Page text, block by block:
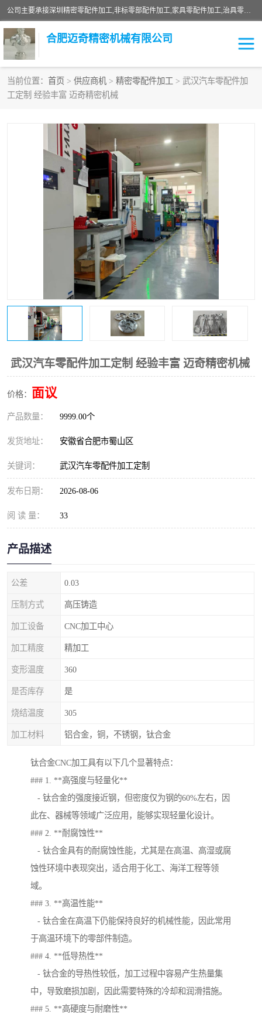
公司主要承接深圳精密零配件加工,非标零部配件加工,家具零配件加工,治具零配件加工,安徽精密零配件加工等各种各种精密机械加工，欢迎来来电咨询！
合肥迈奇精密机械有限公司
当前位置： 首页 > 供应商机 > 精密零配件加工 > 武汉汽车零配件加
工定制 经验丰富 迈奇精密机械
武汉汽车零配件加工定制 经验丰富 迈奇精密机械
价格： 面议
产品数量： 9999.00个
发货地址： 安徽省合肥市蜀山区
关键词： 武汉汽车零配件加工定制
发布日期： 2026-08-06
阅 读 量： 33
产品描述
公差 0.03
压制方式 高压铸造
加工设备 CNC加工中心
加工精度 精加工
变形温度 360
是否库存 是
烧结温度 305
加工材料 铝合金，铜，不锈钢，钛合金
钛合金CNC加工具有以下几个显著特点：
### 1. **高强度与轻量化**
- 钛合金的强度接近钢，但密度仅为钢的60%左右，因
此在、器械等领域广泛应用，能够实现轻量化设计。
### 2. **耐腐蚀性**
- 钛合金具有的耐腐蚀性能，尤其是在高温、高湿或腐
蚀性环境中表现突出，适合用于化工、海洋工程等领
域。
### 3. **高温性能**
- 钛合金在高温下仍能保持良好的机械性能，因此常用
于高温环境下的零部件制造。
### 4. **低导热性**
- 钛合金的导热性较低，加工过程中容易产生热量集
中，导致磨损加剧，因此需要特殊的冷却和润滑措施。
### 5. **高硬度与耐磨性**
铣床加工
机器人零件加工
家具零配件加工 数控精密机加工
零部件机加工 机床零件加工
数控机床加工